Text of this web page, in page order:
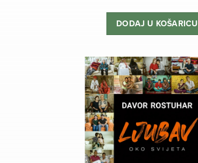
DODAJ U KOŠARICU